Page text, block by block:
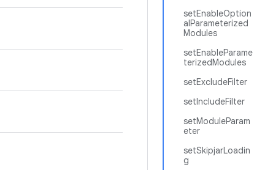
setEnableOption
alParameterized
Modules
setEnableParame
terizedModules
setExcludeFilter
setIncludeFilter
setModuleParam
eter
setSkipjarLoadin
g